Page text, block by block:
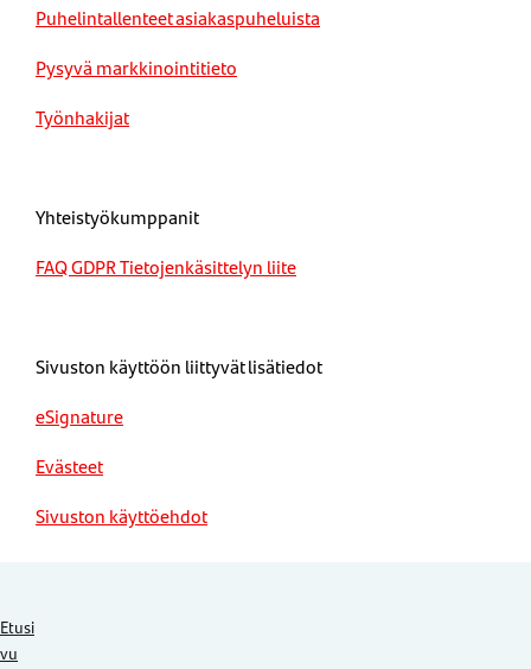
Puhelintallenteet asiakaspuheluista
Pysyvä markkinointitieto
Työnhakijat
Yhteistyökumppanit
FAQ GDPR Tietojenkäsittelyn liite
Sivuston käyttöön liittyvät lisätiedot
eSignature
Evästeet
Sivuston käyttöehdot
Etusi
vu